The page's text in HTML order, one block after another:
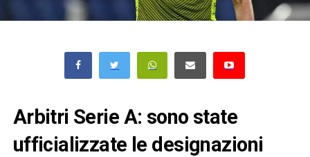
Arbitri Serie A: sono state
ufficializzate le designazioni